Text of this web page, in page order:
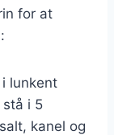
for at
lunkent
i 5
kanel og